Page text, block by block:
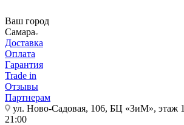
Ваш город
Самара
Доставка
Оплата
Гарантия
Trade in
Отзывы
Партнерам
ул. Ново-Садовая, 106, БЦ «ЗиМ», этаж 1
21:00